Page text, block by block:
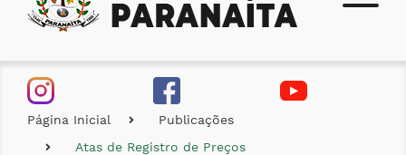
Página Inicial
Publicações
Atas de Registro de Preços